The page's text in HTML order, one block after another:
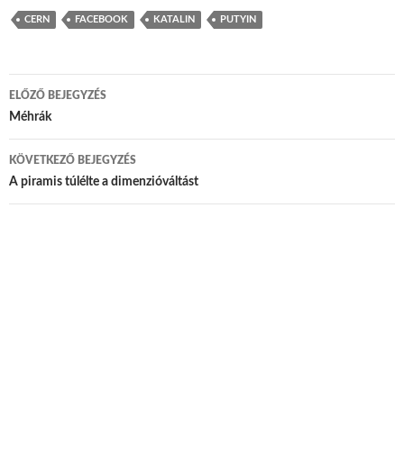
CERN FACEBOOK KATALIN PUTYIN
Bejegyzés navigáció
ELŐZŐ BEJEGYZÉS
Méhrák
KÖVETKEZŐ BEJEGYZÉS
A piramis túlélte a dimenzióváltást